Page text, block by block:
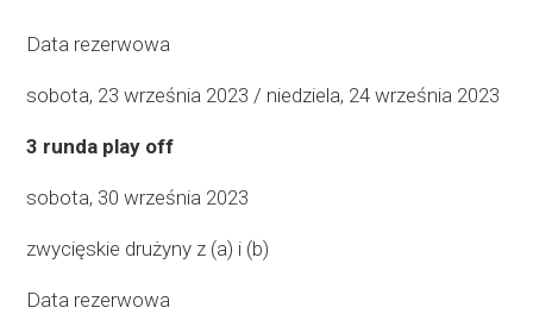
Data rezerwowa
sobota, 23 września 2023 / niedziela, 24 września 2023
3 runda play off
sobota, 30 września 2023
zwycięskie drużyny z (a) i (b)
Data rezerwowa